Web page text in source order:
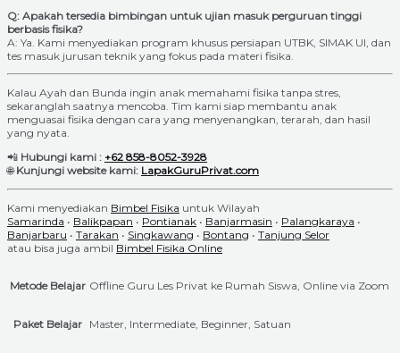
Q: Apakah tersedia bimbingan untuk ujian masuk perguruan tinggi
berbasis fisika?
A: Ya. Kami menyediakan program khusus persiapan UTBK, SIMAK UI, dan
tes masuk jurusan teknik yang fokus pada materi fisika.
Kalau Ayah dan Bunda ingin anak memahami fisika tanpa stres,
sekaranglah saatnya mencoba. Tim kami siap membantu anak
menguasai fisika dengan cara yang menyenangkan, terarah, dan hasil
yang nyata.
📲 Hubungi kami : +62 858-8052-3928
🌐Kunjungi website kami: LapakGuruPrivat.com
Kami menyediakan Bimbel Fisika untuk Wilayah
Samarinda • Balikpapan • Pontianak • Banjarmasin • Palangkaraya •
Banjarbaru • Tarakan • Singkawang • Bontang • Tanjung Selor
atau bisa juga ambil Bimbel Fisika Online
Metode Belajar Offline Guru Les Privat ke Rumah Siswa, Online via Zoom
Paket Belajar Master, Intermediate, Beginner, Satuan